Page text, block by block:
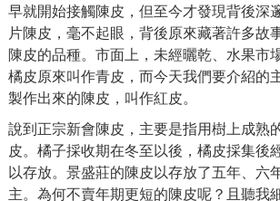
早就開始接觸陳皮，但至今才發現背後深
片陳皮，毫不起眼，背後原來藏著許多故
陳皮的品種。市面上，未經曬乾、水果市
橘皮原來叫作青皮，而今天我們要介紹的
製作出來的陳皮，叫作紅皮。
說到正宗新會陳皮，主要是指用樹上成熟
皮。橘子採收期在冬至以後，橘皮採集後
以存放。景盛莊的陳皮以存放了五年、六
主。為何不賣年期更短的陳皮呢？且聽我